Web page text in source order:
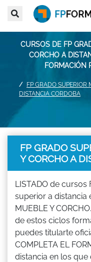
CURSOS DE FP
CORCHO A
FORMACIÓN
FP GRADO
DISTANCIA CORDOBA
FP GRADO
Y CORCHO A
LISTADO de
superior a distancia
MUEBLE Y
de estos ciclos
puedes titularte
COMPLETA EL
distancia en los que